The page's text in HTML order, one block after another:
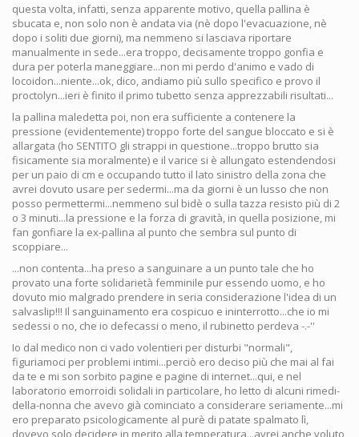
questa volta, infatti, senza apparente motivo, quella pallina è
sbucata e, non solo non è andata via (nè dopo l'evacuazione, nè
dopo i soliti due giorni), ma nemmeno si lasciava riportare
manualmente in sede...era troppo, decisamente troppo gonfia e
dura per poterla maneggiare...non mi perdo d'animo e vado di
locoidon...niente...ok, dico, andiamo più sullo specifico e provo il
proctolyn...ieri è finito il primo tubetto senza apprezzabili risultati...
la pallina maledetta poi, non era sufficiente a contenere la
pressione (evidentemente) troppo forte del sangue bloccato e si è
allargata (ho SENTITO gli strappi in questione...troppo brutto sia
fisicamente sia moralmente) e il varice si è allungato estendendosi
per un paio di cm e occupando tutto il lato sinistro della zona che
avrei dovuto usare per sedermi...ma da giorni è un lusso che non
posso permettermi...nemmeno sul bidè o sulla tazza resisto più di 2
o 3 minuti...la pressione e la forza di gravità, in quella posizione, mi
fan gonfiare la ex-pallina al punto che sembra sul punto di
scoppiare...
...non contenta...ha preso a sanguinare a un punto tale che ho
provato una forte solidarietà femminile pur essendo uomo, e ho
dovuto mio malgrado prendere in seria considerazione l'idea di un
salvaslip!!! Il sanguinamento era cospicuo e ininterrotto...che io mi
sedessi o no, che io defecassi o meno, il rubinetto perdeva -.-''
Io dal medico non ci vado volentieri per disturbi "normali",
figuriamoci per problemi intimi...perciò ero deciso più che mai al fai
da te e mi son sorbito pagine e pagine di internet...qui, e nel
laboratorio emorroidi solidali in particolare, ho letto di alcuni rimedi-
della-nonna che avevo già cominciato a considerare seriamente...mi
ero preparato psicologicamente al purè di patate spalmato lì,
dovevo solo decidere in merito alla temperatura...avrei anche voluto